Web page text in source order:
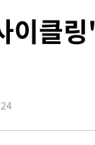
쇄신의 기회로 삼겠
실망과 걱정 안겨드
㎜ 비
정가 1.3억원
만에 숨진 채 발견
이클